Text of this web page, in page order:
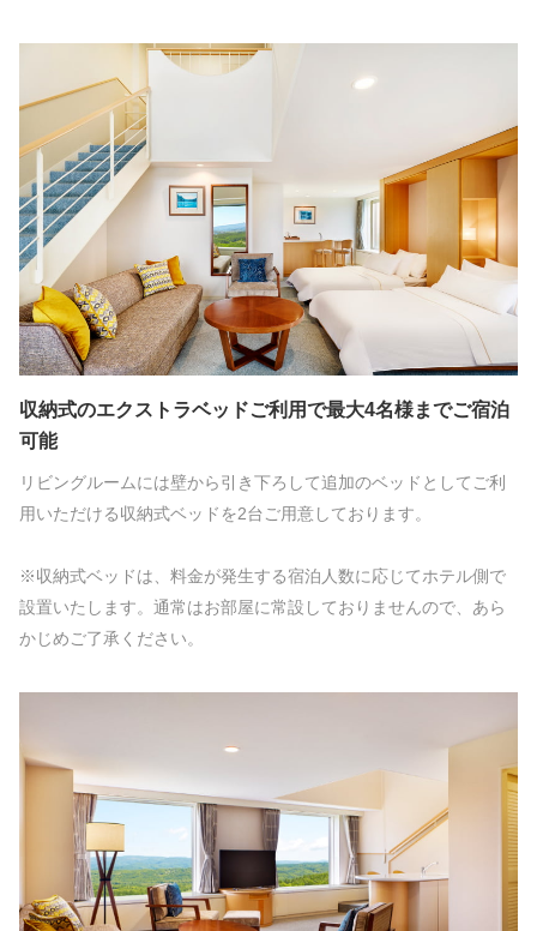
収納式のエクストラベッドご利用で最大4名様までご宿泊
可能
リビングルームには壁から引き下ろして追加のベッドとしてご利
用いただける収納式ベッドを2台ご用意しております。
※収納式ベッドは、料金が発生する宿泊人数に応じてホテル側で
設置いたします。通常はお部屋に常設しておりませんので、あら
かじめご了承ください。